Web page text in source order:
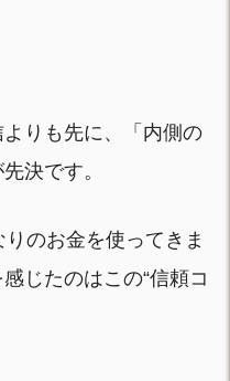
りも先に、「内側の
決です。
のお金を使ってきま
じたのはこの“信頼コ